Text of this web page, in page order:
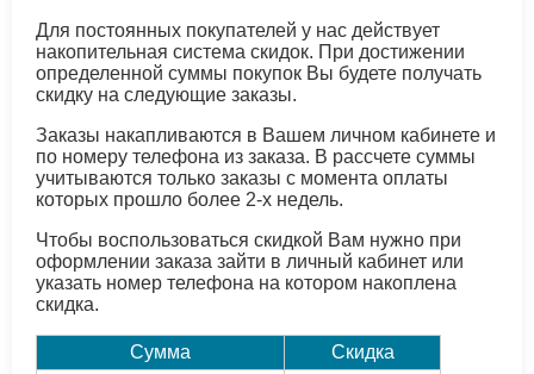
Для постоянных покупателей у нас действует
накопительная система скидок. При достижении
определенной суммы покупок Вы будете получать
скидку на следующие заказы.
Заказы накапливаются в Вашем личном кабинете и
по номеру телефона из заказа. В рассчете суммы
учитываются только заказы с момента оплаты
которых прошло более 2-х недель.
Чтобы воспользоваться скидкой Вам нужно при
оформлении заказа зайти в личный кабинет или
указать номер телефона на котором накоплена
скидка.
Сумма
Скидка